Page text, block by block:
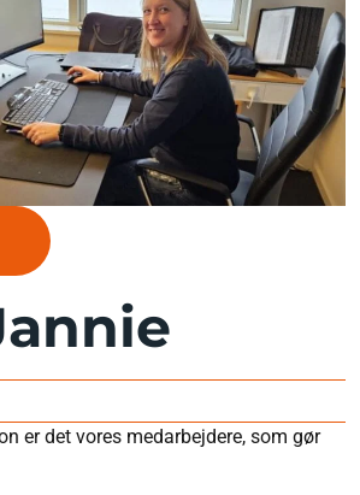
er det vores medarbejdere, som gør